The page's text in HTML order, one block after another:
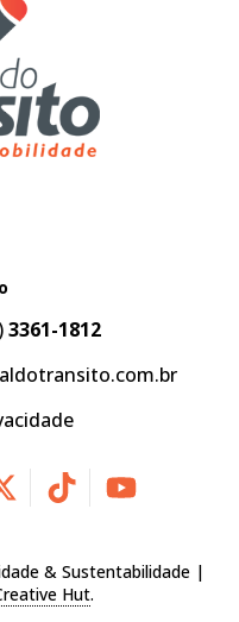
3361-1812
& Sustentabilidade |
Hut.